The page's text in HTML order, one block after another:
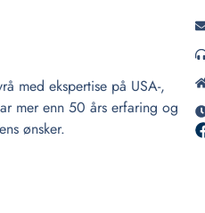
med ekspertise på USA-,
mer enn 50 års erfaring og
ønsker.